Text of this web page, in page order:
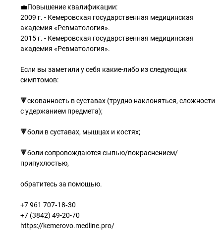
💼Повышение квалификации:
2009 г. - Кемеровская государственная медицинская
академия «Ревматология».
2015 г. - Кемеровская государственная медицинская
академия «Ревматология».
Если вы заметили у себя какие-либо из следующих
симптомов:
🔻скованность в суставах (трудно наклоняться, сложности
с удержанием предмета);
🔻боли в суставах, мышцах и костях;
🔻боли сопровождаются сыпью/покраснением/
припухлостью,
обратитесь за помощью.
+7 961 707‑18‑30
+7 (3842) 49-20-70
https://kemerovo.medline.pro/